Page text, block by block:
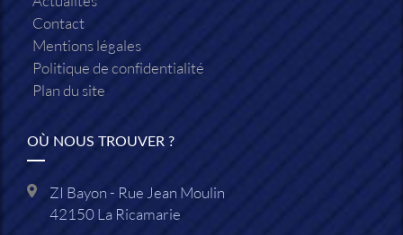
Contact
Mentions légales
Politique de confidentialité
Plan du site
OÙ NOUS TROUVER ?
ZI Bayon - Rue Jean Moulin
42150La Ricamarie